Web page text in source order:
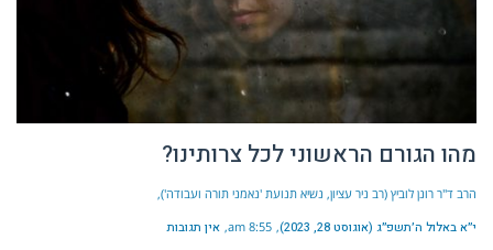
מהו הגורם הראשוני לכל צרותינו?
הרב ד"ר רונן לוביץ (רב ניר עציון, נשיא תנועת 'נאמני תורה ועבודה')
י״א באלול ה׳תשפ״ג (אוגוסט 28, 2023) 8:55 am אין תגובות